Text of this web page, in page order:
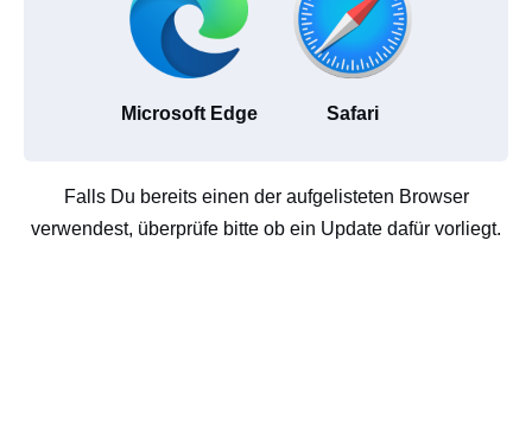
Microsoft Edge Safari
Falls Du bereits einen der aufgelisteten Browser
verwendest, überprüfe bitte ob ein Update dafür vorliegt.